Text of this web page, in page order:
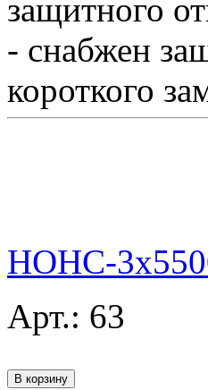
защитного
- снабжен
короткого
НОНС-
Арт.: 63